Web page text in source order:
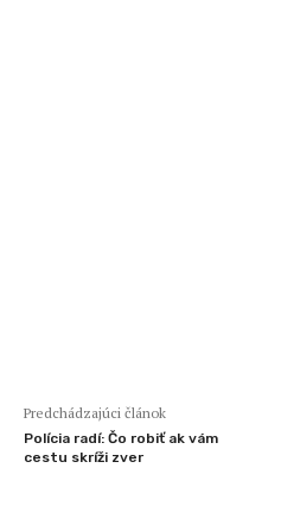
Predchádzajúci článok
Polícia radí: Čo robiť ak vám
cestu skríži zver